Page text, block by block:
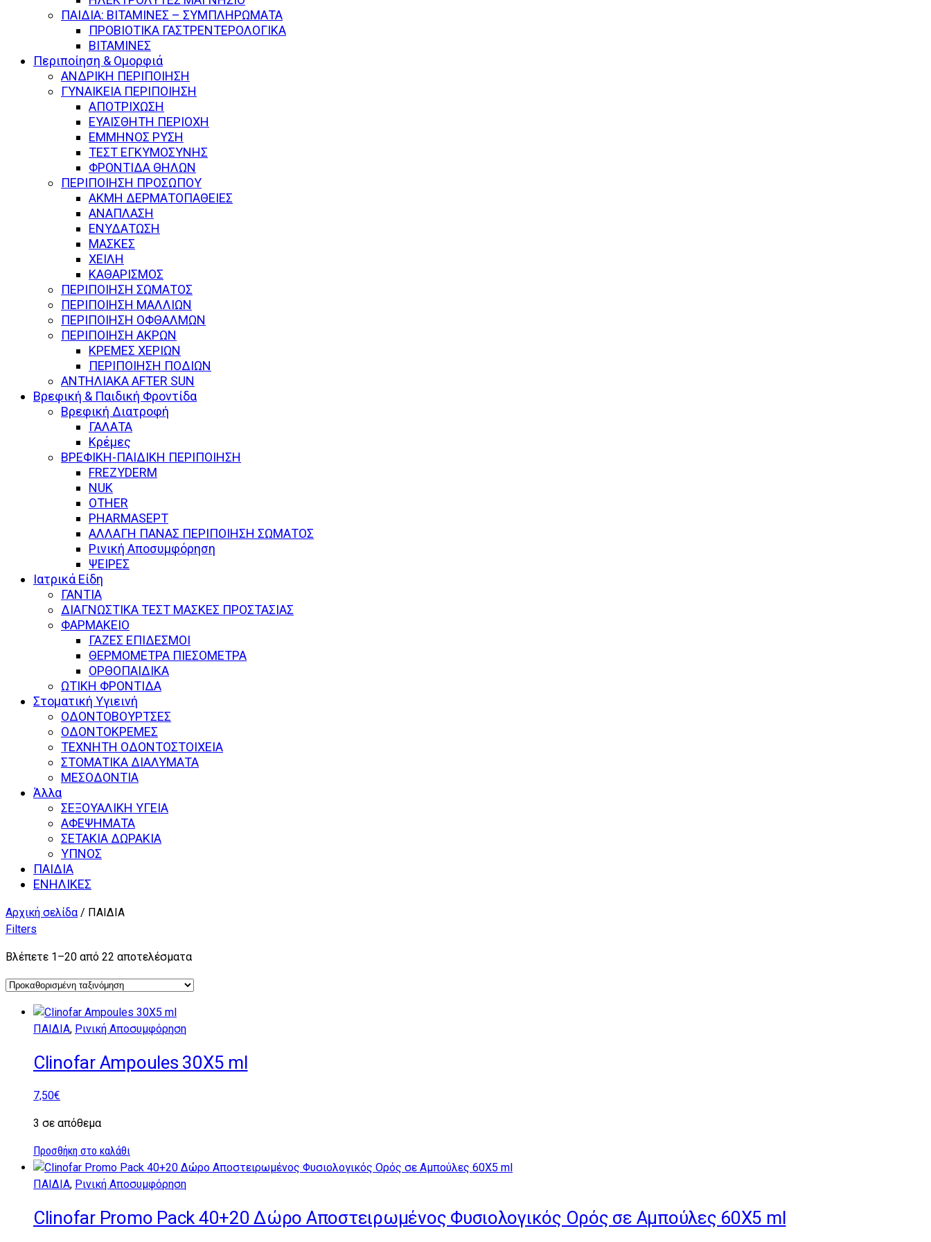
ΠΑΙΔΙΑ: ΒΙΤΑΜΙΝΕΣ – ΣΥΜΠΛΗΡΩΜΑΤΑ
ΠΡΟΒΙΟΤΙΚΑ ΓΑΣΤΡΕΝΤΕΡΟΛΟΓΙΚΑ
ΒΙΤΑΜΙΝΕΣ
Περιποίηση & Ομορφιά
ΑΝΔΡΙΚΗ ΠΕΡΙΠΟΙΗΣΗ
ΓΥΝΑΙΚΕΙΑ ΠΕΡΙΠΟΙΗΣΗ
ΑΠΟΤΡΙΧΩΣΗ
ΕΥΑΙΣΘΗΤΗ ΠΕΡΙΟΧΗ
ΕΜΜΗΝΟΣ ΡΥΣΗ
ΤΕΣΤ ΕΓΚΥΜΟΣΥΝΗΣ
ΦΡΟΝΤΙΔΑ ΘΗΛΩΝ
ΠΕΡΙΠΟΙΗΣΗ ΠΡΟΣΩΠΟΥ
ΑΚΜΗ ΔΕΡΜΑΤΟΠΑΘΕΙΕΣ
ΑΝΑΠΛΑΣΗ
ΕΝΥΔΑΤΩΣΗ
ΜΑΣΚΕΣ
ΧΕΙΛΗ
ΚΑΘΑΡΙΣΜΟΣ
ΠΕΡΙΠΟΙΗΣΗ ΣΩΜΑΤΟΣ
ΠΕΡΙΠΟΙΗΣΗ ΜΑΛΛΙΩΝ
ΠΕΡΙΠΟΙΗΣΗ ΟΦΘΑΛΜΩΝ
ΠΕΡΙΠΟΙΗΣΗ ΑΚΡΩΝ
ΚΡΕΜΕΣ ΧΕΡΙΩΝ
ΠΕΡΙΠΟΙΗΣΗ ΠΟΔΙΩΝ
ΑΝΤΗΛΙΑΚΑ AFTER SUN
Βρεφική & Παιδική Φροντίδα
Βρεφική Διατροφή
ΓΑΛΑΤΑ
Κρέμες
ΒΡΕΦΙΚΗ-ΠΑΙΔΙΚΗ ΠΕΡΙΠΟΙΗΣΗ
FREZYDERM
NUK
OTHER
PHARMASEPT
ΑΛΛΑΓΗ ΠΑΝΑΣ ΠΕΡΙΠΟΙΗΣΗ ΣΩΜΑΤΟΣ
Ρινική Αποσυμφόρηση
ΨΕΙΡΕΣ
Ιατρικά Είδη
ΓΑΝΤΙΑ
ΔΙΑΓΝΩΣΤΙΚΑ ΤΕΣΤ ΜΑΣΚΕΣ ΠΡΟΣΤΑΣΙΑΣ
ΦΑΡΜΑΚΕΙΟ
ΓΑΖΕΣ ΕΠΙΔΕΣΜΟΙ
ΘΕΡΜΟΜΕΤΡΑ ΠΙΕΣΟΜΕΤΡΑ
ΟΡΘΟΠΑΙΔΙΚΑ
ΩΤΙΚΗ ΦΡΟΝΤΙΔΑ
Στοματική Υγιεινή
ΟΔΟΝΤΟΒΟΥΡΤΣΕΣ
ΟΔΟΝΤΟΚΡΕΜΕΣ
ΤΕΧΝΗΤΗ ΟΔΟΝΤΟΣΤΟΙΧΕΙΑ
ΣΤΟΜΑΤΙΚΑ ΔΙΑΛΥΜΑΤΑ
ΜΕΣΟΔΟΝΤΙΑ
Άλλα
ΣΕΞΟΥΑΛΙΚΗ ΥΓΕΙΑ
ΑΦΕΨΗΜΑΤΑ
ΣΕΤΑΚΙΑ ΔΩΡΑΚΙΑ
ΥΠΝΟΣ
ΠΑΙΔΙΑ
ΕΝΗΛΙΚΕΣ
Αρχική σελίδα/ ΠΑΙΔΙΑ
Filters
Βλέπετε 1–20 από 22 αποτελέσματα
ΠΑΙΔΙΑ, Ρινική Αποσυμφόρηση
Clinofar Ampoules 30X5 ml
7,50€
3 σε απόθεμα
Προσθήκη στο καλάθι
ΠΑΙΔΙΑ, Ρινική Αποσυμφόρηση
Clinofar Promo Pack 40+20 Δώρο Αποστειρωμένος Φυσιολογικός Ορός σε Αμπούλες 60X5 ml